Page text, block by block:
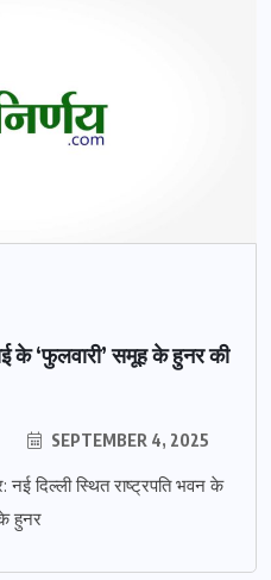
के ‘फुलवारी’ समूह के हुनर की
SEPTEMBER 4, 2025
दिल्ली स्थित राष्ट्रपति भवन के
हुनर